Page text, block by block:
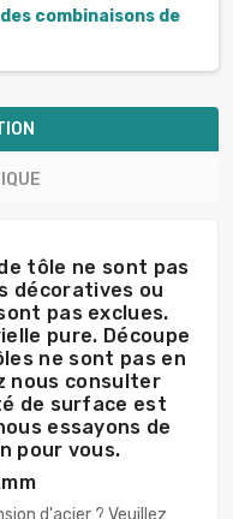
combinaisons de
tôle ne sont pas
décoratives ou
pas exclues.
pure. Découpe
ne sont pas en
nous consulter
de surface est
essayons de
pour vous.